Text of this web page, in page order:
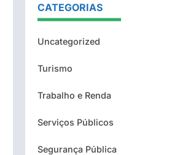
CATEGORIAS
Uncategorized
Turismo
Trabalho e Renda
Serviços Públicos
Segurança Pública